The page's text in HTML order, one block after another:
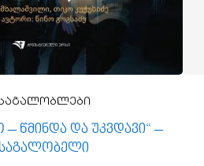
– წმინდა და უკვდავი“ –
საგალობელი